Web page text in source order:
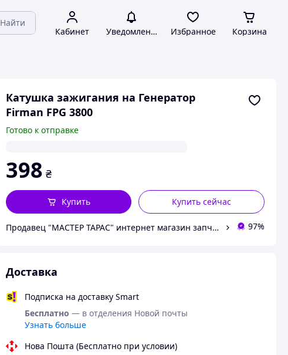
Найти
Кабинет Уведомления Избранное Корзина
Катушка зажигания на Генератор
Firman FPG 3800
Готово к отправке
398 ₴
Купить сейчас
Купить
Продавец "МАСТЕР ТАРАС" интернет магазин запчастей и комплеткующих 97%
Доставка
Подписка на доставку Smart
Бесплатно — в отделения Новой почты
Узнать больше
Нова Пошта (Бесплатно при условии)